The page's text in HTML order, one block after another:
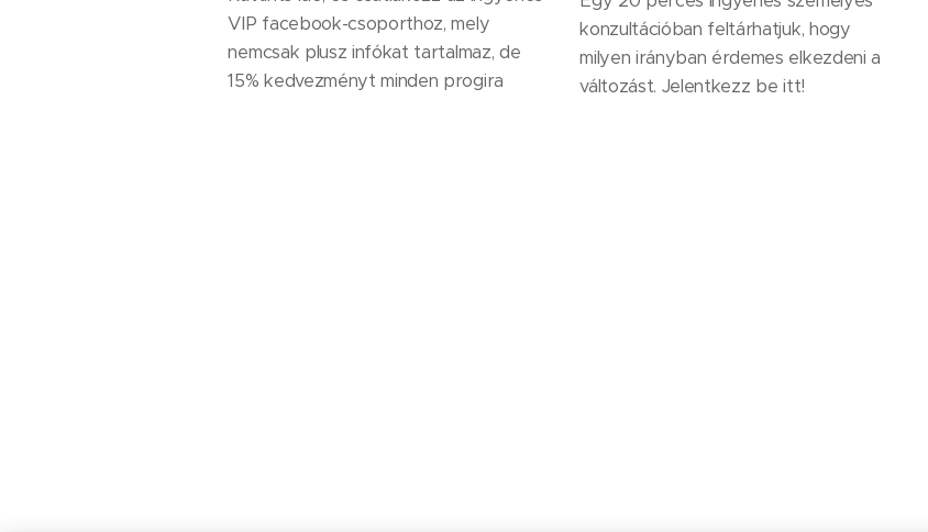
VIP facebook-csoporthoz, mely
nemcsak plusz infókat tartalmaz, de
15% kedvezményt minden progira
konzultációban feltárhatjuk, hogy
milyen irányban érdemes elkezdeni a
változást. Jelentkezz be itt!